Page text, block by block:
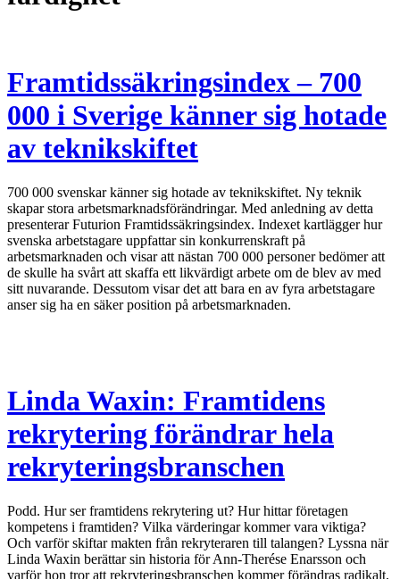
Framtidssäkringsindex – 700
000 i Sverige känner sig hotade
av teknikskiftet
700 000 svenskar känner sig hotade av teknikskiftet. Ny teknik
skapar stora arbetsmarknadsförändringar. Med anledning av detta
presenterar Futurion Framtidssäkringsindex. Indexet kartlägger hur
svenska arbetstagare uppfattar sin konkurrenskraft på
arbetsmarknaden och visar att nästan 700 000 personer bedömer att
de skulle ha svårt att skaffa ett likvärdigt arbete om de blev av med
sitt nuvarande. Dessutom visar det att bara en av fyra arbetstagare
anser sig ha en säker position på arbetsmarknaden.
Linda Waxin: Framtidens
rekrytering förändrar hela
rekryteringsbranschen
Podd. Hur ser framtidens rekrytering ut? Hur hittar företagen
kompetens i framtiden? Vilka värderingar kommer vara viktiga?
Och varför skiftar makten från rekryteraren till talangen? Lyssna när
Linda Waxin berättar sin historia för Ann-Therése Enarsson och
varför hon tror att rekryteringsbranschen kommer förändras radikalt,